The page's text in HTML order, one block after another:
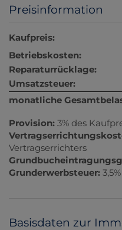
Preisinformation
Kaufpreis:
Betriebskosten:
Reparaturrücklage:
Umsatzsteuer:
monatliche
Provision: 3% des
Vertragserrichters
Grunderwerbsteuer: 3,5%
Basisdaten zur